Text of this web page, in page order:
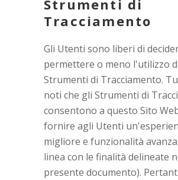
Strumenti di
Tracciamento
Gli Utenti sono liberi di
permettere o meno l'utilizzo
Strumenti di Tracciamento.
noti che gli Strumenti di
consentono a questo Sito
fornire agli Utenti
migliore e funzionalità
linea con le finalità delineate
presente documento).